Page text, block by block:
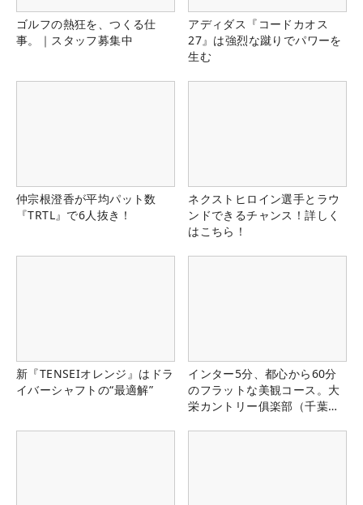
ゴルフの熱狂を、つくる仕
事。｜スタッフ募集中
アディダス『コードカオス
27』は強烈な蹴りでパワーを
生む
仲宗根澄香が平均パット数
『TRTL』で6人抜き！
ネクストヒロイン選手とラウ
ンドできるチャンス！詳しく
はこちら！
新『TENSEIオレンジ』はドラ
イバーシャフトの“最適解”
インター5分、都心から60分
のフラットな美観コース。大
栄カントリー俱楽部（千葉